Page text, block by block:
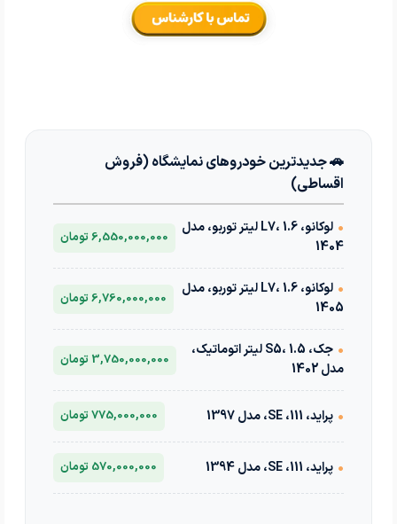
🚗 جدیدترین خودروهای نمایشگاه (فروش
اقساطی)
•
لوکانو، L7، 1.6 لیتر توربو، مدل
1404
6,550,000,000 تومان
•
لوکانو، L7، 1.6 لیتر توربو، مدل
1405
6,760,000,000 تومان
•
جک، S5، 1.5 لیتر اتوماتیک،
مدل 1402
3,750,000,000 تومان
• پراید، 111، SE، مدل 1397 775,000,000 تومان
• پراید، 111، SE، مدل 1394 570,000,000 تومان